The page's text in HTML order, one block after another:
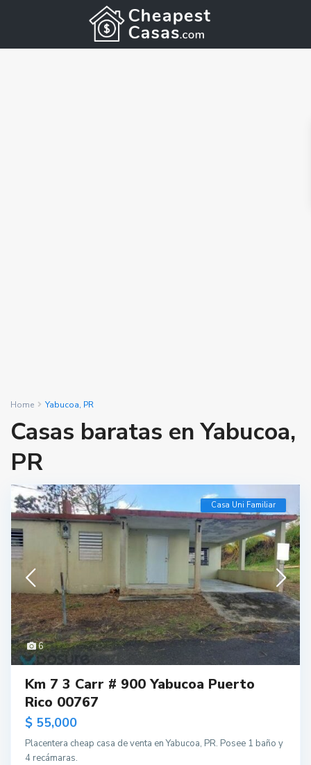
Home Yabucoa, PR
Casas baratas en Yabucoa,
PR
6
Casa Uni Familiar
Km 7 3 Carr # 900 Yabucoa Puerto
Rico 00767
$ 55,000
Placentera cheap casa de venta en Yabucoa, PR. Posee 1 baño y
4 recámaras.